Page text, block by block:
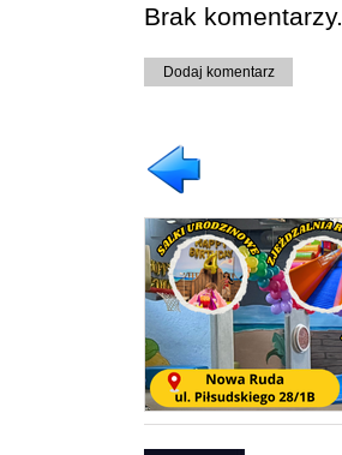
Brak komentarzy.
Dodaj komentarz